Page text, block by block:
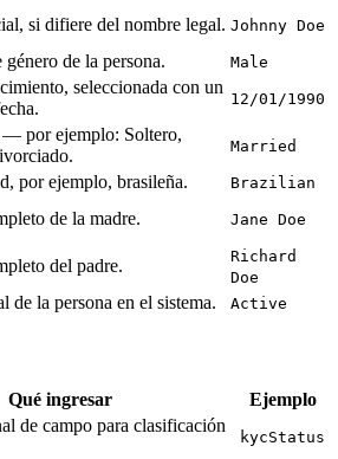
si difiere del nombre legal. Johnny Doe
de la persona. Male
seleccionada con un
12/01/1990
por ejemplo: Soltero,
Married
por ejemplo, brasileña. Brazilian
de la madre. Jane Doe
del padre.
Richard
Doe
de la persona en el sistema. Active
Qué ingresar
Ejemplo
de campo para clasificación
kycStatus